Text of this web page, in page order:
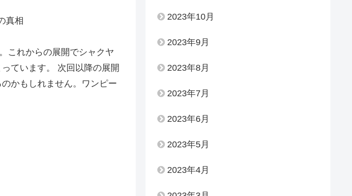
真相
これからの展開でシャクヤ
ています。 次回以降の展開
かもしれません。ワンピー
2023年10月
2023年9月
2023年8月
2023年7月
2023年6月
2023年5月
2023年4月